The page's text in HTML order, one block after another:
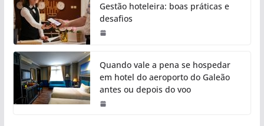
Gestão hoteleira: boas práticas e
desafios
Quando vale a pena se hospedar
em hotel do aeroporto do Galeão
antes ou depois do voo